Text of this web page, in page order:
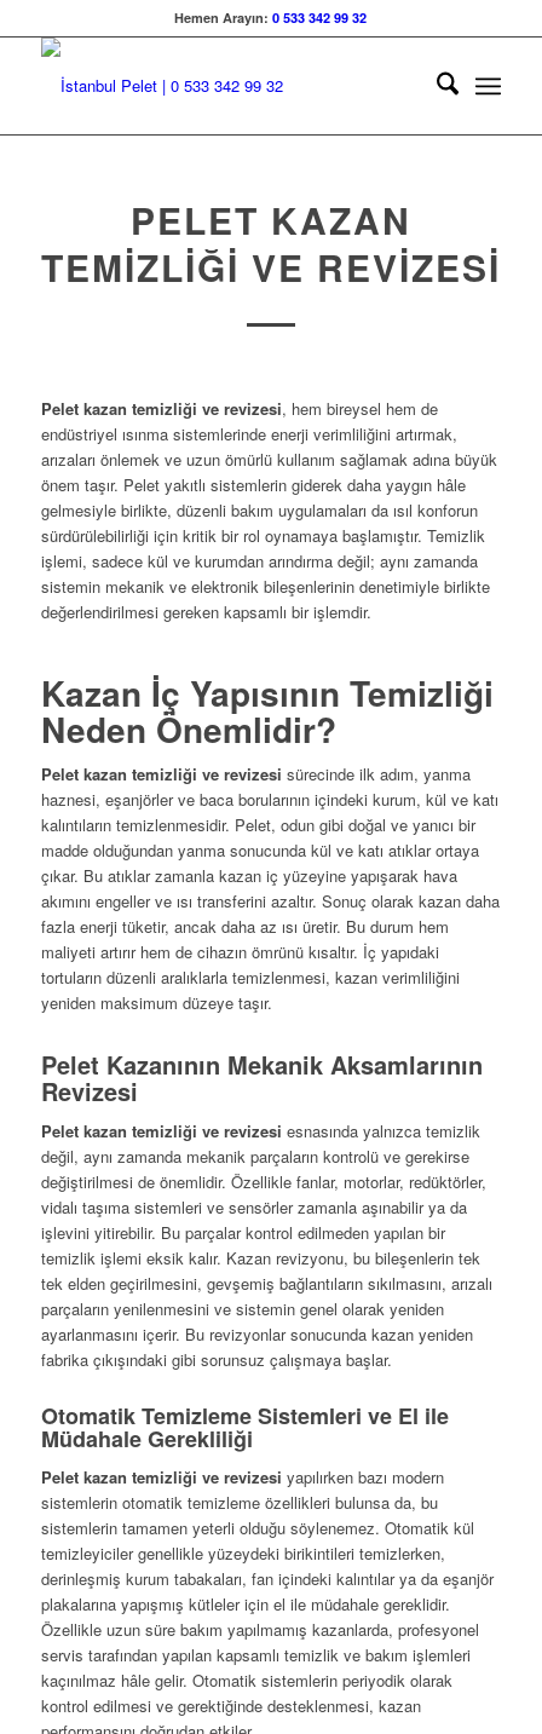
Hemen Arayın:0 533 342 99 32
PELET KAZAN
TEMIZLIĞI VE REVIZESI
Pelet kazan temizliği ve revizesi, hem bireysel hem de
endüstriyel ısınma sistemlerinde enerji verimliliğini artırmak,
arızaları önlemek ve uzun ömürlü kullanım sağlamak adına büyük
önem taşır. Pelet yakıtlı sistemlerin giderek daha yaygın hâle
gelmesiyle birlikte, düzenli bakım uygulamaları da ısıl konforun
sürdürülebilirliği için kritik bir rol oynamaya başlamıştır. Temizlik
işlemi, sadece kül ve kurumdan arındırma değil; aynı zamanda
sistemin mekanik ve elektronik bileşenlerinin denetimiyle birlikte
değerlendirilmesi gereken kapsamlı bir işlemdir.
Kazan İç Yapısının Temizliği
Neden Önemlidir?
Pelet kazan temizliği ve revizesi sürecinde ilk adım, yanma
haznesi, eşanjörler ve baca borularının içindeki kurum, kül ve katı
kalıntıların temizlenmesidir. Pelet, odun gibi doğal ve yanıcı bir
madde olduğundan yanma sonucunda kül ve katı atıklar ortaya
çıkar. Bu atıklar zamanla kazan iç yüzeyine yapışarak hava
akımını engeller ve ısı transferini azaltır. Sonuç olarak kazan daha
fazla enerji tüketir, ancak daha az ısı üretir. Bu durum hem
maliyeti artırır hem de cihazın ömrünü kısaltır. İç yapıdaki
tortuların düzenli aralıklarla temizlenmesi, kazan verimliliğini
yeniden maksimum düzeye taşır.
Pelet Kazanının Mekanik Aksamlarının
Revizesi
Pelet kazan temizliği ve revizesi esnasında yalnızca temizlik
değil, aynı zamanda mekanik parçaların kontrolü ve gerekirse
değiştirilmesi de önemlidir. Özellikle fanlar, motorlar, redüktörler,
vidalı taşıma sistemleri ve sensörler zamanla aşınabilir ya da
işlevini yitirebilir. Bu parçalar kontrol edilmeden yapılan bir
temizlik işlemi eksik kalır. Kazan revizyonu, bu bileşenlerin tek
tek elden geçirilmesini, gevşemiş bağlantıların sıkılmasını, arızalı
parçaların yenilenmesini ve sistemin genel olarak yeniden
ayarlanmasını içerir. Bu revizyonlar sonucunda kazan yeniden
fabrika çıkışındaki gibi sorunsuz çalışmaya başlar.
Otomatik Temizleme Sistemleri ve El ile
Müdahale Gerekliliği
Pelet kazan temizliği ve revizesi yapılırken bazı modern
sistemlerin otomatik temizleme özellikleri bulunsa da, bu
sistemlerin tamamen yeterli olduğu söylenemez. Otomatik kül
temizleyiciler genellikle yüzeydeki birikintileri temizlerken,
derinleşmiş kurum tabakaları, fan içindeki kalıntılar ya da eşanjör
plakalarına yapışmış kütleler için el ile müdahale gereklidir.
Özellikle uzun süre bakım yapılmamış kazanlarda, profesyonel
servis tarafından yapılan kapsamlı temizlik ve bakım işlemleri
kaçınılmaz hâle gelir. Otomatik sistemlerin periyodik olarak
kontrol edilmesi ve gerektiğinde desteklenmesi, kazan